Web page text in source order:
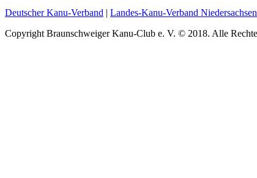
Deutscher Kanu-Verband | Landes-Kanu-Verband
Copyright Braunschweiger Kanu-Club e. V. © 2018. Alle